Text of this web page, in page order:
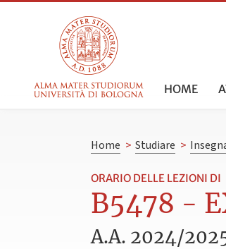
HOME
Home > Studiare >
ORARIO DELLE LEZIONI DI
B5478 -
A.A. 2024/